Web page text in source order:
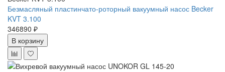
Безмасляный пластинчато-роторный вакуумный насос Becker
KVT 3.100
346890 ₽
В корзину